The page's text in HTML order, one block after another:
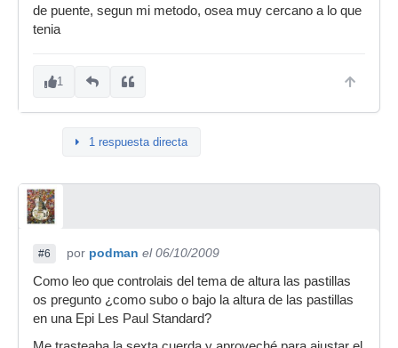
y en la 1ª a 6/64 ó 2,38 mms.
retocar a tu gusto más o menos.
de puente, segun mi metodo, osea muy cercano a lo que
tenia
1
1 respuesta directa
#6 por podman el 06/10/2009
Como leo que controlais del tema de altura las pastillas
os pregunto ¿como subo o bajo la altura de las pastillas
en una Epi Les Paul Standard?